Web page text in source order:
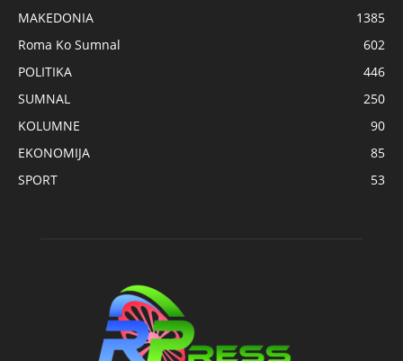
MAKEDONIA
1385
Roma Ko Sumnal
602
POLITIKA
446
SUMNAL
250
KOLUMNE
90
EKONOMIJA
85
SPORT
53